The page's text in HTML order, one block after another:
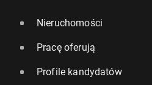
Nieruchomości
Pracę oferują
Profile kandydatów